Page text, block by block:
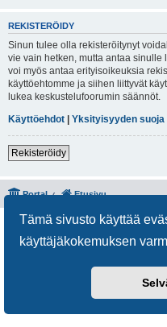
Tämä sivusto käyttää
käyttäjäkokemuksen
REKISTERÖIDY
Sinun tulee olla rekisteröitynyt
vie vain hetken, mutta antaa
voi myös antaa erityisoikeuksia
käyttöehtomme ja siihen liittyvät
lukea keskustelufoorumin säännöt.
Käyttöehdot | Yksityisyyden suoja
Rekisteröidy
Portal Etusivu
Keskustelufoorumin ohjelmisto
Käännös: phpBB